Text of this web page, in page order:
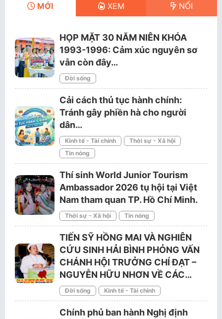
MỚI XEM NỔI
HỌP MẶT 30 NĂM NIÊN KHÓA
1993-1996: Cảm xúc nguyên sơ
vẫn còn đây…
Đời sống
Cải cách thủ tục hành chính:
Tránh gây phiền hà cho người
dân…
Kinh tế - Tài chính
Thời sự - Xã hội
Tin nóng
Thí sinh World Junior Tourism
Ambassador 2026 tụ hội tại Việt
Nam tham quan TP. Hồ Chí Minh.
Thời sự - Xã hội Tin nóng
TIẾN SỸ HỒNG MAI VÀ NGHIÊN
CỨU SINH HẢI BÌNH PHỎNG VẤN
CHÁNH HỘI TRƯỞNG CHÍ ĐẠT –
NGUYỄN HỮU NHƠN VỀ CÁC…
Đời sống Kinh tế - Tài chính
Chính phủ ban hành Nghị định